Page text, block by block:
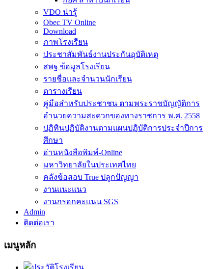
VDO น่ารู้
Obec TV Online
Download
ภาพโรงเรียน
ประชาสัมพันธ์งานประกันอุบัติเหตุ
สพฐ ข้อมูลโรงเรียน
รายชื่อและจำนวนนักเรียน
ตารางเรียน
คู่มือสำหรับประชาชน ตามพระราชบัญญัติการ
อำนวยความสะดวกของทางราชการ พ.ศ. 2558
ปฏิทินปฏิบัติงานตามแผนปฏิบัติการประจำปีการ
ศึกษา
อ่านหนังสือพิมพ์-Online
มหาวิทยาลัยในประเทศไทย
คลังข้อสอบ True ปลูกปัญญา
งานแนะแนว
งานกรอกคะแนน SGS
Admin
ติดต่อเรา
เมนูหลัก